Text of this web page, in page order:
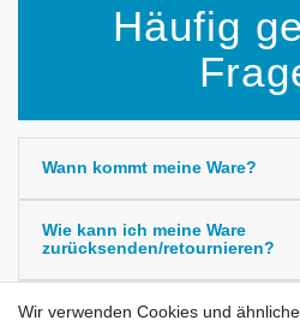
Häufig
Wann kommt meine Ware?
Wie kann ich meine Ware
zurücksenden/retournieren?
Kann ich Ware umtauschen?
Wir verwenden Cookies und